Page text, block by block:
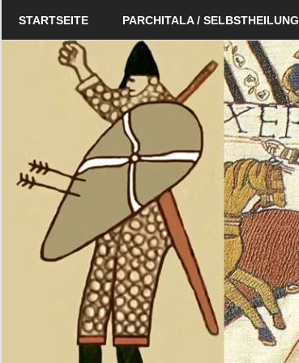
Schildverlag
STARTSEITE PARCHITALA / SELBSTHEILUNG